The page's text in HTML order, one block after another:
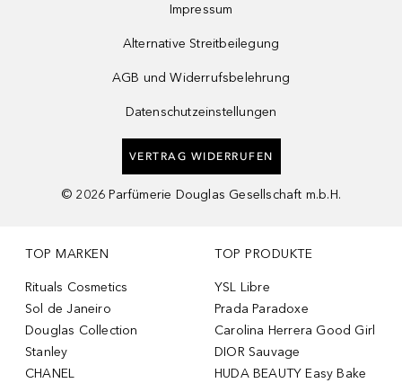
Impressum
Alternative Streitbeilegung
AGB und Widerrufsbelehrung
Datenschutzeinstellungen
VERTRAG WIDERRUFEN
© 2026 Parfümerie Douglas Gesellschaft m.b.H.
TOP MARKEN
Rituals Cosmetics
Sol de Janeiro
Douglas Collection
Stanley
CHANEL
TOP PRODUKTE
YSL Libre
Prada Paradoxe
Carolina Herrera Good Girl
DIOR Sauvage
HUDA BEAUTY Easy Bake